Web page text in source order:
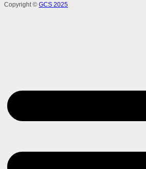
Copyright © GCS 2025